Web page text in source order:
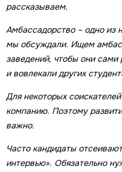
рассказываем.
Амбассадорство – одно из
мы обсуждали. Ищем
заведений, чтобы они
и вовлекали других
Для некоторых
компанию. Поэтому
важно.
Часто кандидаты
интервью». Обязательно